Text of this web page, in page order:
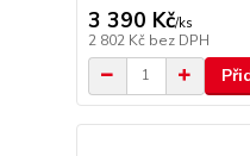
3 390 Kč/ks
2 802 Kč bez DPH